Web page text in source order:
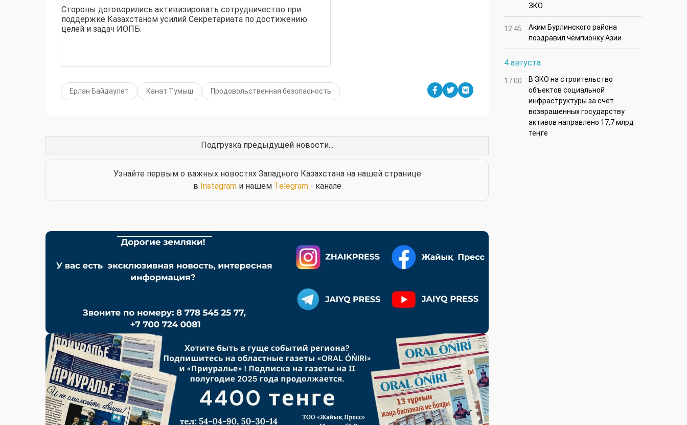
Стороны договорились активизировать сотрудничество при
поддержке Казахстаном усилий Секретариата по достижению
целей и задач ИОПБ.
Ерлан Байдаулет Канат Тумыш Продовольственная безопасность
ГРАНТЫ
По сообщениюМинистерства науки и высшего образования РК
вузы предоставят абитуриентам более двух тысяч собственных
образовательных грантов, скидок на обучение и именных стипендий помимо
государственных.
ЗКО
12:45
Аким Бурлинского района
поздравил чемпионку Азии
4 августа
17:00
В ЗКО на строительство
объектов социальной
инфраструктуры за счет
возвращенных государству
активов направлено 17,7 млрд
теңге